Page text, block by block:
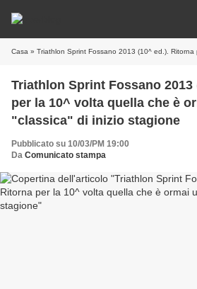
Casa » Triathlon Sprint Fossano 2013 (10^ ed.). Ritorna per la 10^ volta
Triathlon Sprint Fossano
per la 10^ volta quella che è
"classica" di inizio stagione
Pubblicato su 10/03/PM 19:00
Da Comunicato stampa